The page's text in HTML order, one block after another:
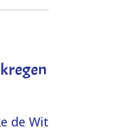
de Wit